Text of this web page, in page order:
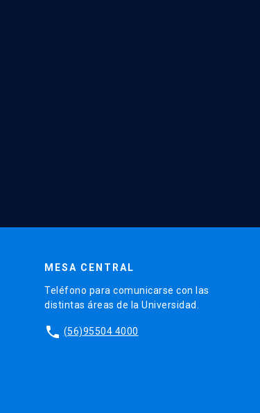
MESA CENTRAL
Teléfono para comunicarse con las
distintas áreas de la Universidad.
phone (56)95504 4000